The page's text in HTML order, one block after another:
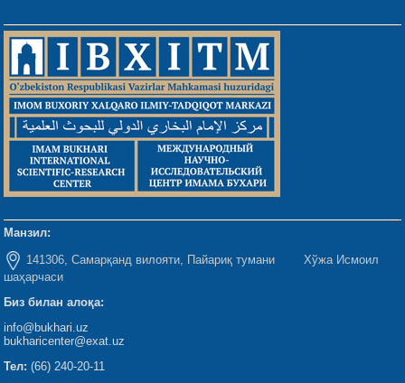
Манзил:
141306, Самарқанд вилояти, Пайариқ тумани Хўжа Исмоил
шаҳарчаси
Биз билан алоқа:
info@bukhari.uz
bukharicenter@exat.uz
Тел: (66) 240-20-11